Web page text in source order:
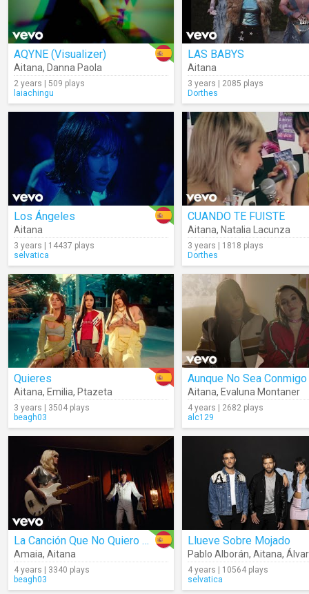
AQYNE (Visualizer)
Aitana, Danna Paola
2 years | 509 plays
laiachingu
LAS BABYS
Aitana
3 years | 2085 plays
Dorthes
Los Ángeles
Aitana
3 years | 14437 plays
selvatica
CUANDO TE FUISTE
Aitana, Natalia Lacunza
3 years | 1818 plays
Dorthes
Quieres
Aitana, Emilia, Ptazeta
3 years | 3504 plays
beagh03
Aunque No Sea Conmigo
Aitana, Evaluna Montaner
4 years | 2682 plays
alc129
La Canción Que No Quiero Cantarte
Amaia, Aitana
4 years | 3340 plays
beagh03
Llueve Sobre Mojado
Pablo Alborán, Aitana, Álvaro
4 years | 10564 plays
selvatica